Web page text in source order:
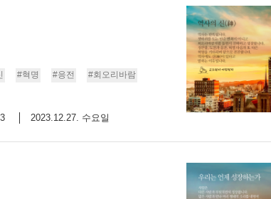
#혁명 #응전
#회오리바람
3 2023.12.27. 수요일